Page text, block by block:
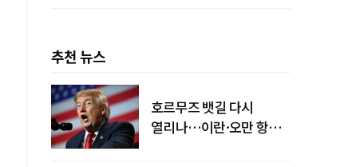
추천 뉴스
호르무즈 뱃길 다시
열리나…이란·오만 항로